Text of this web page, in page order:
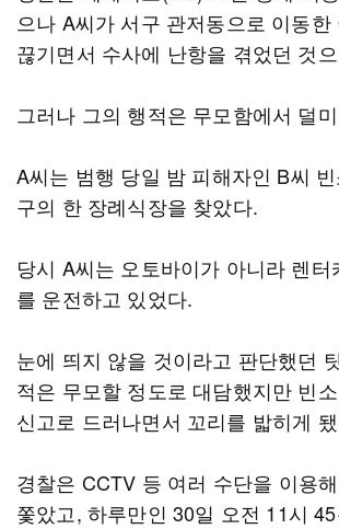
으나 A씨가 서구 관저동으로 이동
끊기면서 수사에 난항을 겪었던 것
그러나 그의 행적은 무모함에서 덜
A씨는 범행 당일 밤 피해자인 B씨
구의 한 장례식장을 찾았다.
당시 A씨는 오토바이가 아니라 렌
를 운전하고 있었다.
눈에 띄지 않을 것이라고 판단했던
적은 무모할 정도로 대담했지만 빈
신고로 드러나면서 꼬리를 밟히게
경찰은 CCTV 등 여러 수단을 이용
쫓았고, 하루만인 30일 오전 11시